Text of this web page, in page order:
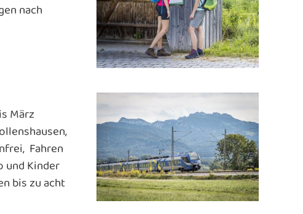
nach
März
Fahren
und Kinder
bis zu acht